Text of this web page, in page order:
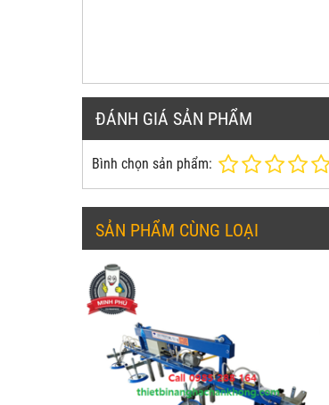
ĐÁNH GIÁ SẢN PHẨM
Bình chọn sản phẩm:
SẢN PHẨM CÙNG LOẠI